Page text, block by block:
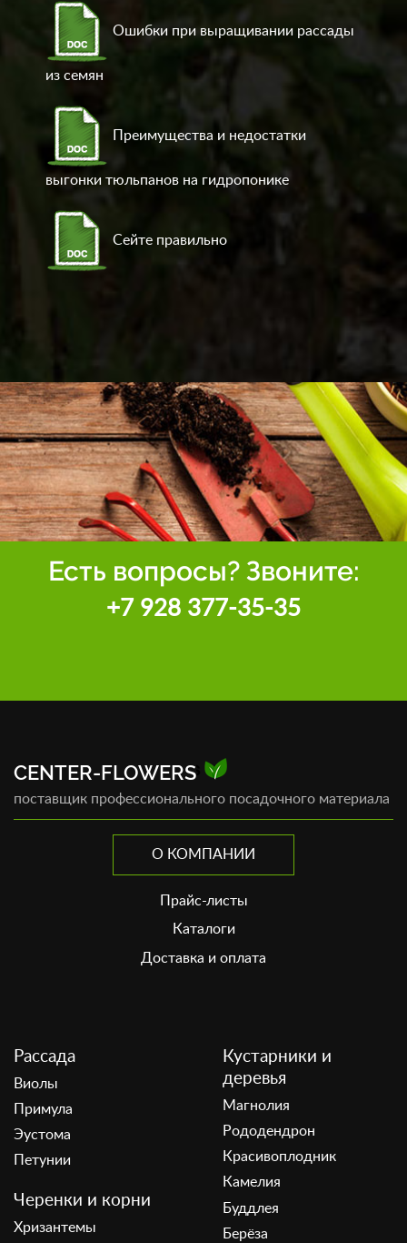
Ошибки при выращивании рассады
из семян
Преимущества и недостатки
выгонки тюльпанов на гидропонике
Сейте правильно
Есть вопросы? Звоните:
+7 928 377-35-35
CENTER-FLOWERS
поставщик профессионального посадочного материала
О КОМПАНИИ
Прайс-листы
Каталоги
Доставка и оплата
Рассада
Виолы
Примула
Эустома
Петунии
Черенки и корни
Хризантемы
Кустарники и
деревья
Магнолия
Рододендрон
Красивоплодник
Камелия
Буддлея
Берёза